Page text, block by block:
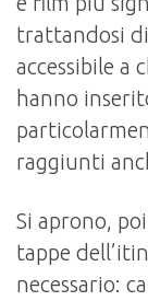
trattandosi
accessibile a
hanno
raggiunti
Si aprono,
tappe
necessario: